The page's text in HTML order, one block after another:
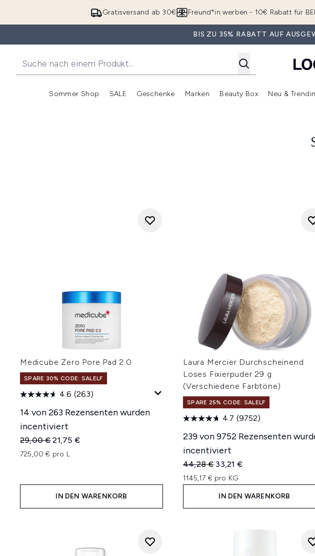
Gratisversand ab 30€ Freund*in werben - 10€ Rabatt für
BIS ZU 35% RABATT AUF
Sommer Shop
Untermenü Anmelden (Sommer Shop)
SALE
Untermenü Anmelden (SALE)
Geschenke
Untermenü Anmelden (Geschenke)
Marken
Untermenü Anmelden
Beauty Box Neu &
Medicube Zero Pore Pad 2.0
SPARE 30% CODE: SALELF
4.6 (263)
14 von 263 Rezensenten wurden
incentiviert
Unverbindliche Preisempfehlung:
29,00 €Aktueller Preis:
21,75 €
725,00 € pro L
IN DEN WARENKORB
Laura Mercier Durchscheinend
Loses Fixierpuder 29 g
(Verschiedene Farbtöne)
SPARE 25% CODE: SALELF
4.7 (9752)
239 von 9752 Rezensenten
incentiviert
Unverbindliche Preisempfehlung:
44,28 € Aktueller Preis:
33,21 €
1145,17 € pro KG
IN DEN WARENKORB